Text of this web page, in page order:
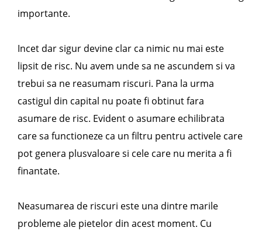
importante.
Incet dar sigur devine clar ca nimic nu mai este
lipsit de risc. Nu avem unde sa ne ascundem si va
trebui sa ne reasumam riscuri. Pana la urma
castigul din capital nu poate fi obtinut fara
asumare de risc. Evident o asumare echilibrata
care sa functioneze ca un filtru pentru activele care
pot genera plusvaloare si cele care nu merita a fi
finantate.
Neasumarea de riscuri este una dintre marile
probleme ale pietelor din acest moment. Cu